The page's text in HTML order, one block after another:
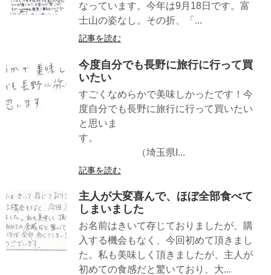
なっています。今年は9月18日です。富
士山の姿なし。その折、「...
記事を読む
今度自分でも長野に旅行に行って買
いたい
すごくなめらかで美味しかったです！今
度自分でも長野に旅行に行って買いたい
と思いま
す。
（埼玉県I...
記事を読む
主人が大変喜んで、ほぼ全部食べて
しまいました
お名前はきいて存じておりましたが、購
入する機会もなく、今回初めて頂きまし
た。私も美味しく頂きましたが、主人が
初めての食感だと驚いており、大...